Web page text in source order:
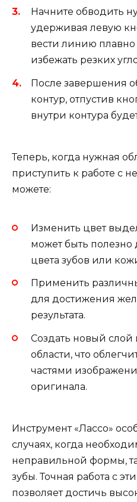
Начните обводить
удерживая левую
вести линию плавно
избежать резких
После завершения
контур, отпустив
внутри контура
Теперь, когда нужная
приступить к работе с
можете:
Изменить цвет
может быть
цвета зубов или
Применить
для достижения
результата.
Создать новый
области, что
частями
оригинала.
Инструмент «Лассо»
случаях, когда
неправильной формы,
зубы. Точная работа с
позволяет достичь